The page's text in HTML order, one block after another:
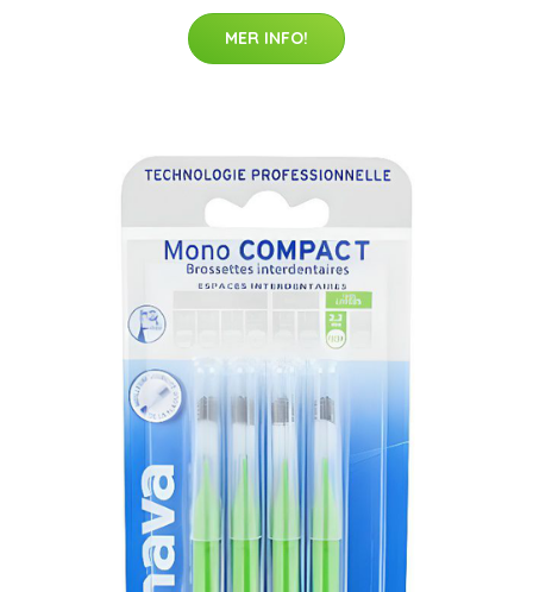
MER INFO!